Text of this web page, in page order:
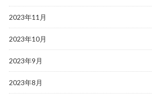
2023年11月
2023年10月
2023年9月
2023年8月